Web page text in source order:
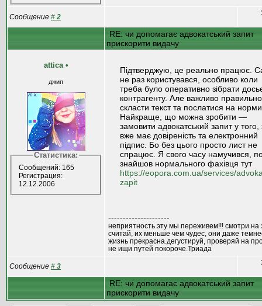
Сообщение # 2
RE: чи допомагає адвокатський запит
прискорити видачу
attica •
джип
Статистика:
Сообщений: 165
Регистрация:
12.12.2006
Підтверджую, це реально працює.
не раз користувався, особливо коли
треба було оперативно зібрати
контрагенту. Але важливо правильно
скласти текст та послатися на
Найкраще, що можна зробити —
замовити адвокатський запит у того,
вже має довіреність та електронний
підпис. Бо без цього просто лист не
спрацює. Я свого часу намучився,
знайшов нормального фахівця тут
https://eopora.com.ua/services/
zapit
---------------------
неприятность эту мы переживем!!! смотри на
считай, их меньше чем чудес, они даже
жизнь прекрасна.дегустируй, проверяй на
не ищи путей покороче.Триада
Сообщение # 3
RE: чи допомагає адвокатський запит
прискорити видачу